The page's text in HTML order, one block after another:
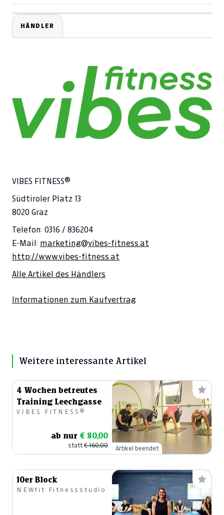
HÄNDLER
VIBES FITNESS®
Südtiroler Platz 13
8020 Graz
Telefon: 0316 / 836204
E-Mail: marketing@vibes-fitness.at
http://www.vibes-fitness.at
Alle Artikel des Händlers
Informationen zum Kaufvertrag
Weitere interessante Artikel
4 Wochen betreutes
Training Leechgasse
VIBES FITNESS®
ab nur € 80,00
statt€ 160,00 Artikel beendet
10er Block
NEWfit Fitnessstudio